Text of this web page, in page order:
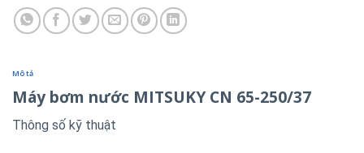
Mô tả
Máy bơm nước MITSUKY CN 65-250/37
Thông số kỹ thuật